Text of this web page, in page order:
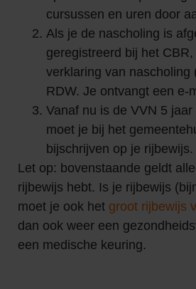
cursussen en uren door
Als je de nascholing is
geregistreerd bij het
verklaring van nascholing
RDW. Je ontvangt een e-
Vanaf nu is de VVN 5
moet je bij het
bijschrijven op je rijbewijs.
Let op: bovenstaande geldt
rijbewijs hebt. Is je rijbewijs
moet je ook het groot rijbewijs
dan ook weer een
een medische keuring.